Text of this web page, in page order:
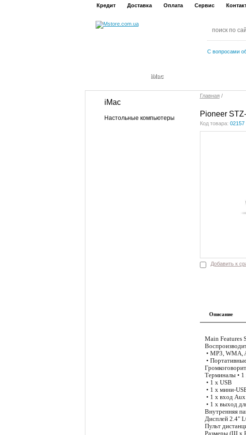
Главная /
Pioneer
Код товара: 02157
Добавить к
Описание
Main Features
• MP3, WMA,
•
Терминалы •
• 1 x USB
• 1 x мини-
• 1 x вход
• 1 x выход
Внутренняя
Дисплей 2.4"
Пульт
Размеры (Ш x
Кредит Доставка Оплата Сервис
С вопросами
iMac
iMac
Настольные компьютеры